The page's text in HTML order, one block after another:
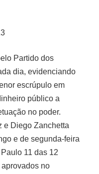
Partido dos
dia, evidenciando que
em colocar a
a serviço de seu
Reportagens de
publicadas no Estado
que na cidade de
tiveram projetos
Minha Vida – a